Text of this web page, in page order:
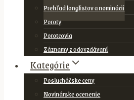
Prehľad longlistov a nominácií
Poroty
Porotcovia
Záznamy z odovzdávaní
Kategórie
Poslucháčske ceny
Novinárske ocenenie